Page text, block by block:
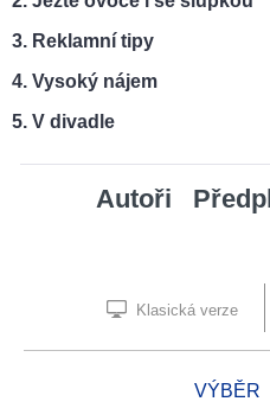
Reklamní tipy
Vysoký nájem
V divadle
Autoři
Klasická verze
VÝBĚR